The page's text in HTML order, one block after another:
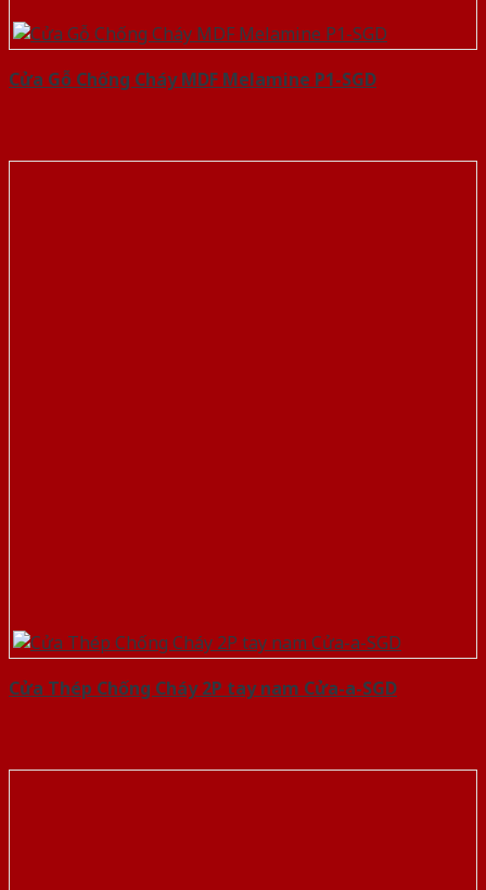
Cửa Gỗ Chống Cháy MDF Melamine P1-SGD
Cửa Thép Chống Cháy 2P tay nam Cửa-a-SGD